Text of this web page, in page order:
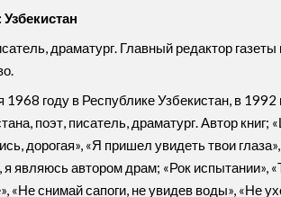
драматург. Главный редактор
1968 году в Республике Узбекистан, в
поэт, писатель, драматург. Автор
дорогая», «Я пришел увидеть твои
я являюсь автором драм; «Рок испытании»,
«Не снимай сапоги, не увидев воды», «Не